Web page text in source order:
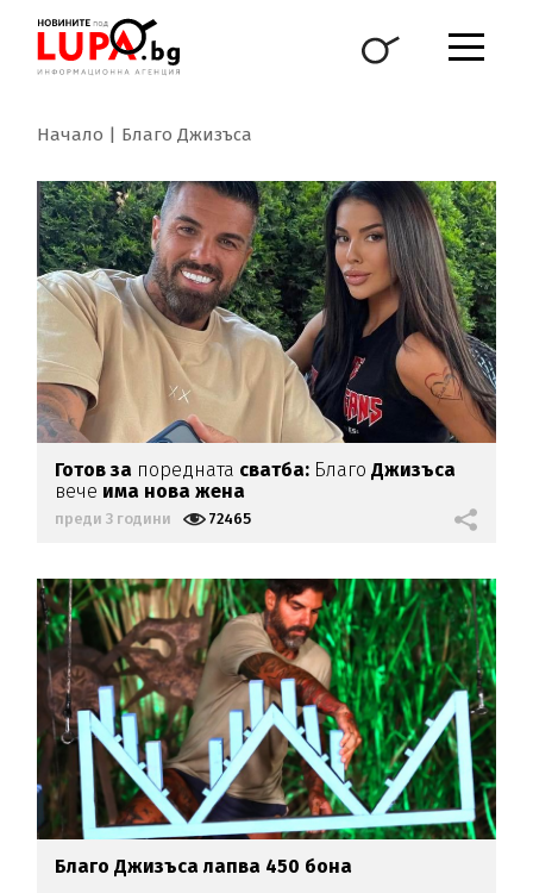
Начало Благо Джизъса
Готов за поредната сватба: БлагоДжизъса
вече има нова жена
преди 3 години 72465
Благо Джизъса лапва 450 бона